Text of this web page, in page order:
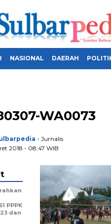
NASIONAL DAERAH
WA0073
- Jurnalis
2018 - 08:47 WIB
PPPK
dan